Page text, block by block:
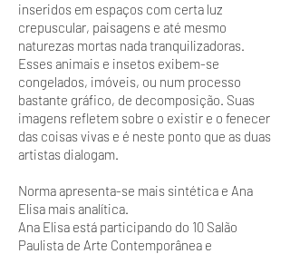
inseridos em espaços com certa luz
crepuscular, paisagens e até mesmo
naturezas mortas nada tranquilizadoras.
Esses animais e insetos exibem-se
congelados, imóveis, ou num processo
bastante gráfico, de decomposição. Suas
imagens refletem sobre o existir e o fenecer
das coisas vivas e é neste ponto que as duas
artistas dialogam.
Norma apresenta-se mais sintética e Ana
Elisa mais analítica.
Ana Elisa está participando do 10 Salão
Paulista de Arte Contemporânea e